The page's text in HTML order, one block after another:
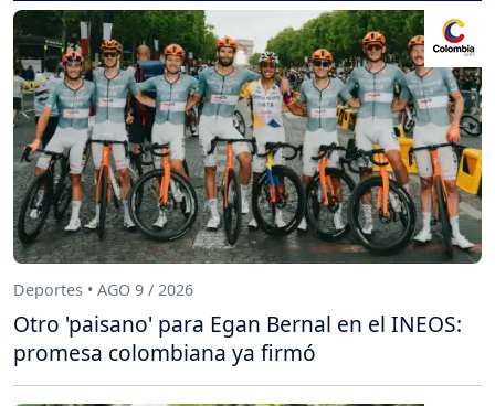
Deportes • AGO 9 / 2026
Otro 'paisano' para Egan Bernal en el INEOS:
promesa colombiana ya firmó